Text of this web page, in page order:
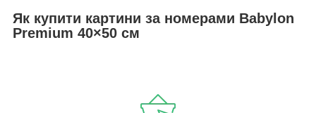
Як купити картини за номерами Babylon
Premium 40×50 см